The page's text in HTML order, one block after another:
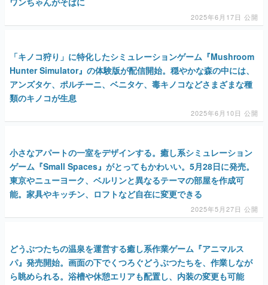
マンガ
女性向け
アプリレビュー
その他
電ファミニコゲーマーとは？
運営：株式会社マレ
2025年6月17日 公開
「キノコ狩り」に特化したシミュレーションゲーム『Mushroom
Hunter Simulator』の体験版が配信開始。穏やかな森の中には、
アンズタケ、ポルチーニ、ベニタケ、毒キノコなどさまざまな種
類のキノコが生息
2025年6月10日 公開
小さなアパートの一室をデザインする。癒し系シミュレーション
ゲーム『Small Spaces』がとってもかわいい。5月28日に発売。
東京やニューヨーク、ベルリンと異なるテーマの部屋を作成可
能。家具やキッチン、ロフトなど自在に変更できる
2025年5月27日 公開
どうぶつたちの温泉を運営する癒し系作業ゲーム『アニマルス
パ』発売開始。画面の下でくつろぐどうぶつたちを、作業しなが
ら眺められる。浴槽や休憩エリアも配置し、内装の変更も可能